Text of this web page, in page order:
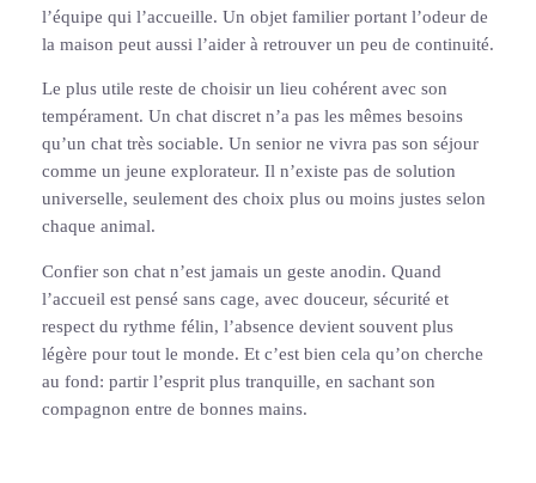
l’équipe qui l’accueille. Un objet familier portant l’odeur de
la maison peut aussi l’aider à retrouver un peu de continuité.
Le plus utile reste de choisir un lieu cohérent avec son
tempérament. Un chat discret n’a pas les mêmes besoins
qu’un chat très sociable. Un senior ne vivra pas son séjour
comme un jeune explorateur. Il n’existe pas de solution
universelle, seulement des choix plus ou moins justes selon
chaque animal.
Confier son chat n’est jamais un geste anodin. Quand
l’accueil est pensé sans cage, avec douceur, sécurité et
respect du rythme félin, l’absence devient souvent plus
légère pour tout le monde. Et c’est bien cela qu’on cherche
au fond: partir l’esprit plus tranquille, en sachant son
compagnon entre de bonnes mains.